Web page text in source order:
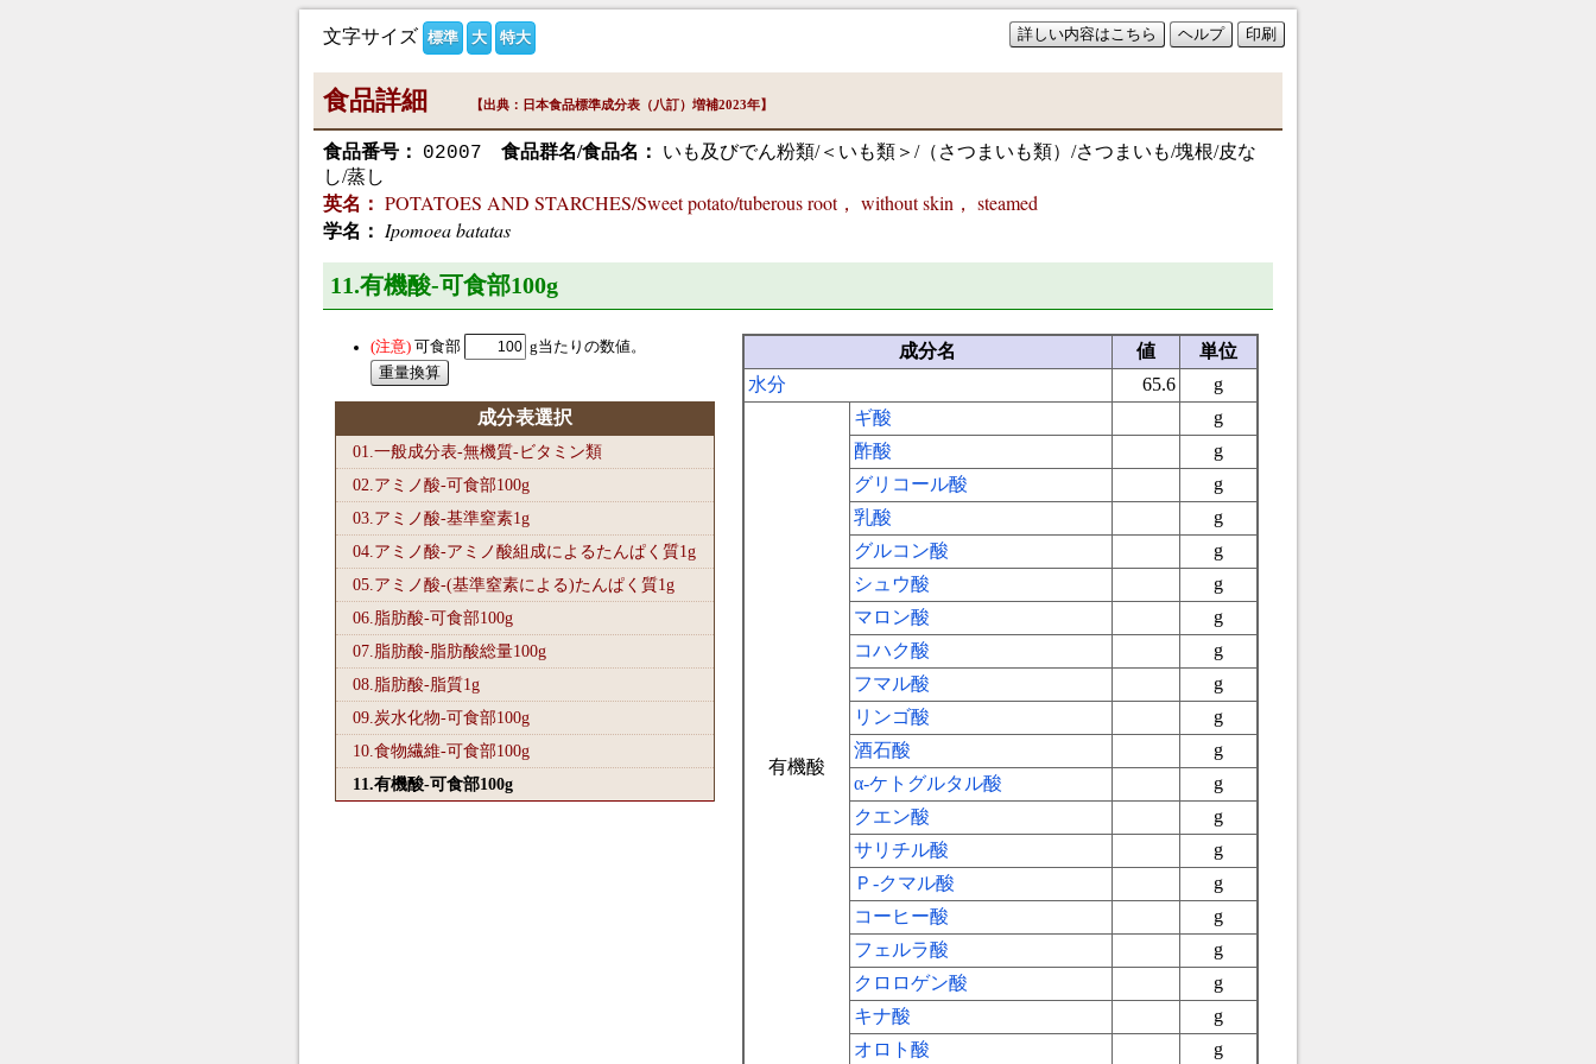
詳しい内容はこちら ヘルプ 印刷
文字サイズ 標準 大 特大
食品詳細 【出典：日本食品標準成分表（八訂）増補2023年】
食品番号： 02007 食品群名/食品名：
いも及びでん粉類/＜いも類＞/（さつまいも類）/さつまいも/塊根/皮な
し/蒸し
英名： POTATOES AND STARCHES/Sweet potato/tuberous root， without skin， steamed
学名： Ipomoea batatas
11.有機酸-可食部100g
可食部 g当たりの数値。
成分表選択
01.一般成分表-無機質-ビタミン類
02.アミノ酸-可食部100g
03.アミノ酸-基準窒素1g
04.アミノ酸-アミノ酸組成によるたんぱく質1g
05.アミノ酸-(基準窒素による)たんぱく質1g
06.脂肪酸-可食部100g
07.脂肪酸-脂肪酸総量100g
08.脂肪酸-脂質1g
09.炭水化物-可食部100g
10.食物繊維-可食部100g
11.有機酸-可食部100g
成分名 値
単位
水分
65.6 g
有機酸
ギ酸
g
酢酸
g
グリコール酸
g
乳酸
g
グルコン酸
g
シュウ酸
g
マロン酸
g
コハク酸
g
フマル酸
g
リンゴ酸
g
酒石酸
g
α-ケトグルタル酸
g
クエン酸
g
サリチル酸
g
Ｐ-クマル酸
g
コーヒー酸
g
フェルラ酸
g
クロロゲン酸
g
キナ酸
g
オロト酸
g